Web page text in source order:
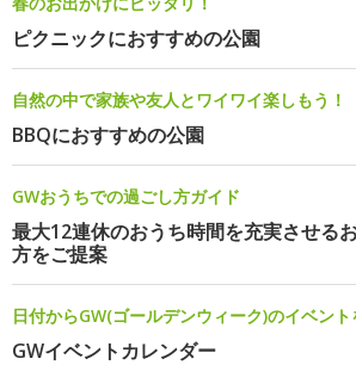
ピクニックにおすすめの公園
自然の中で家族や友人とワイワイ楽しもう！
BBQにおすすめの公園
GWおうちでの過ごし方ガイド
最大12連休のおうち時間を充実させる
方をご提案
日付からGW(ゴールデンウィーク)のイベン
GWイベントカレンダー